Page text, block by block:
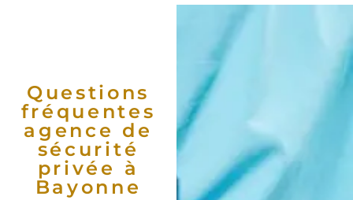
Questions
fréquentes
agence de
sécurité
privée à
Bayonne